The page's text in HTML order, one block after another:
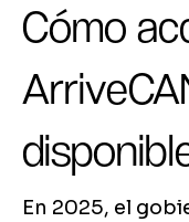
Cómo
En 2025, el